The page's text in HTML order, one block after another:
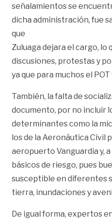
señalamientos se
dicha administración, fue
que
Zuluaga dejara el cargo,
discusiones, protestas y
ya que para muchos el
También, la falta de
documento, por no incluir
determinantes como la
los de la Aeronáutica Civil
aeropuerto Vanguardia y,
básicos de riesgo, pues
susceptible en diferentes
tierra, inundaciones y
De igual forma, expertos